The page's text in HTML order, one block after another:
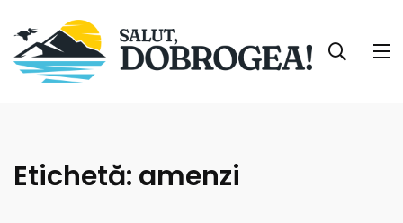
Etichetă: amenzi